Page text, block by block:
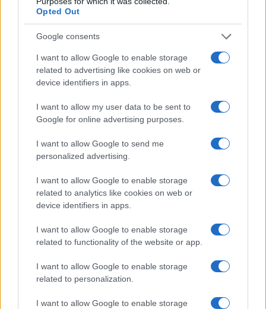
Opted Out
Google consents
I want to allow Google to enable storage
related to advertising like cookies on web or
device identifiers in apps.
I want to allow my user data to be sent to
Google for online advertising purposes.
I want to allow Google to send me
personalized advertising.
I want to allow Google to enable storage
related to analytics like cookies on web or
device identifiers in apps.
I want to allow Google to enable storage
related to functionality of the website or app.
I want to allow Google to enable storage
related to personalization.
I want to allow Google to enable storage
pa svima rekao da mu "popuše k***c". Niti tri sata
nakon toga opet je krenuo s trolanjem javnosti i
rekao da se samo šalio i "da se neće tek tako riješiti
I dok za tešku kategoriju nema straha, budući da
Anthony Joshua i Joseph Parker čekaju u niskom
startu šansu za jednu od uskoro slobodnih titula,
budućnost Tysona Furyja je neizvjesna. Šampion
pritisnut optužbama za korištenje dopinga i
kokaina, bez ozbiljnog treninga i s upropaštenom
prilikom da još jednom svlada Klička, gorostasni
Irac nalazi se pred mnogo težom i važnijom borbom
nego što je bila ona 28. studenog prošle godine.
Pobjeda protiv Klička, ma koliko god meč bio
dosadan, označila je smjenu generacija u teškoj
kategoriji, a za Furyja je bila vrhunac karijere.
Nažalost, ona je bila i početak njegovog kraja. Kralj
cigana možda je ponekad uživao u pozornosti
medija, ali za nju nije bio spreman. Za očekivanja